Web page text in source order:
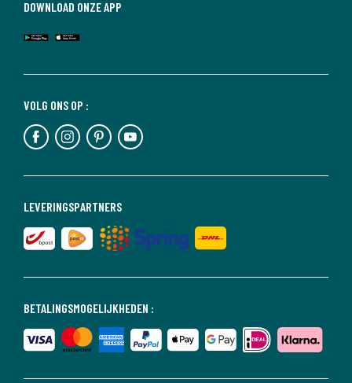
BETALINGSMOGELIJKHEDEN :
LEVERINGSPARTNERS
VOLG ONS OP :
DOWNLOAD ONZE APP